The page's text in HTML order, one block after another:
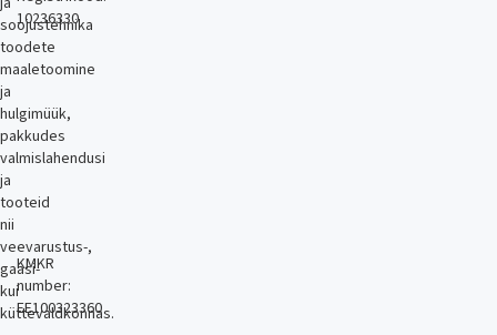
soojustehnika
toodete
maaletoomine
ja
hulgimüük,
pakkudes
valmislahendusi
ja
tooteid
nii
veevarustus-,
gaasi-
kui
küttevaldkonnas.
10236330
KMKR
number:
EE100323360